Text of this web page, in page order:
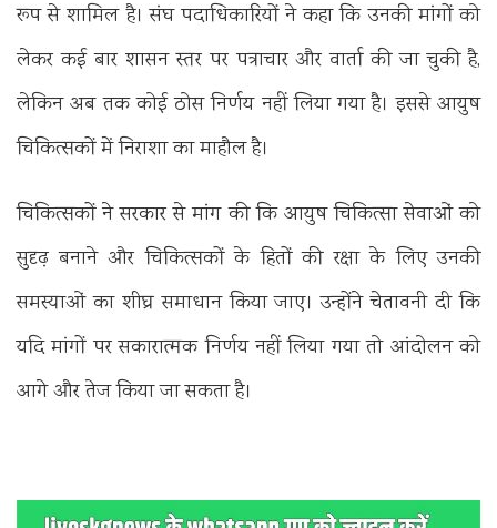
रूप से शामिल है। संघ पदाधिकारियों ने कहा कि उनकी मांगों को
लेकर कई बार शासन स्तर पर पत्राचार और वार्ता की जा चुकी है,
लेकिन अब तक कोई ठोस निर्णय नहीं लिया गया है। इससे आयुष
चिकित्सकों में निराशा का माहौल है।
चिकित्सकों ने सरकार से मांग की कि आयुष चिकित्सा सेवाओं को
सुदृढ़ बनाने और चिकित्सकों के हितों की रक्षा के लिए उनकी
समस्याओं का शीघ्र समाधान किया जाए। उन्होंने चेतावनी दी कि
यदि मांगों पर सकारात्मक निर्णय नहीं लिया गया तो आंदोलन को
आगे और तेज किया जा सकता है।